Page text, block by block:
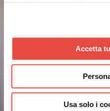
Accetta
Usa solo i